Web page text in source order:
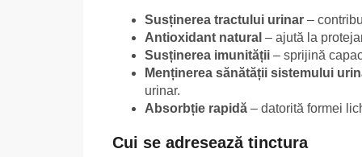
Susținerea tractului urinar –
Antioxidant natural – ajută la
Susținerea imunității – sprijină
Menținerea sănătății sistemului
urinar.
Absorbție rapidă – datorită formei
Cui se adresează tinctura